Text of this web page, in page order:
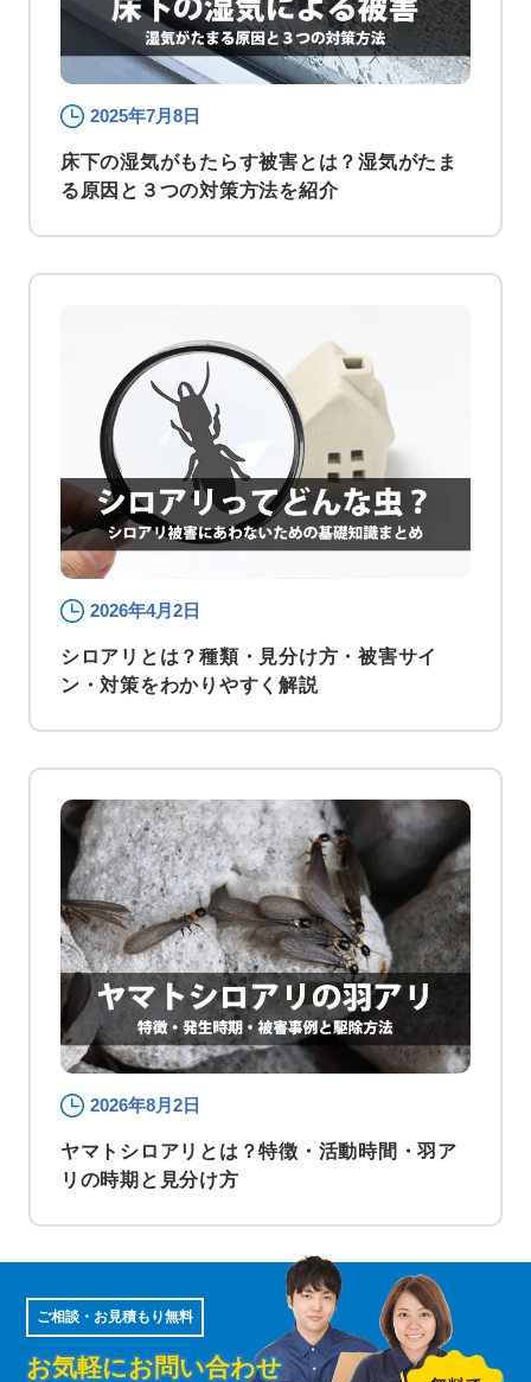
2025年7月8日
床下の湿気がもたらす被害とは？湿気がたま
る原因と３つの対策方法を紹介
2026年4月2日
シロアリとは？種類・見分け方・被害サイ
ン・対策をわかりやすく解説
2026年8月2日
ヤマトシロアリとは？特徴・活動時間・羽ア
リの時期と見分け方
ご相談・お見積もり無料
お気軽にお問い合わせ